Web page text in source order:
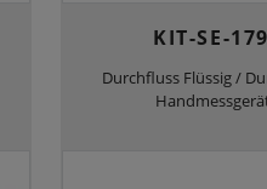
KIT-SE-
Durchfluss Flüssig /